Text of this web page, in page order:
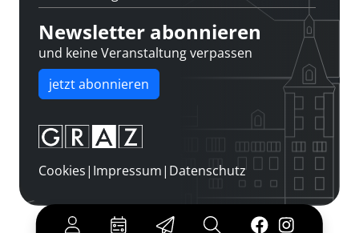
Newsletter abonnieren
und keine Veranstaltung verpassen
jetzt abonnieren
Cookies| Impressum| Datenschutz